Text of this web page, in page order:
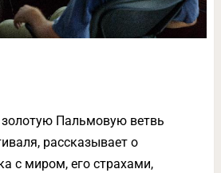
Пальмовую ветвь
рассказывает о
с миром, его страхами,